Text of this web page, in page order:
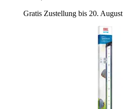
Gratis Zustellung bis 20. August